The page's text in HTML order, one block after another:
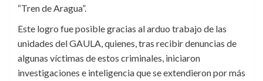
“Tren de Aragua”.
Este logro fue posible gracias al arduo trabajo de las
unidades del GAULA, quienes, tras recibir denuncias de
algunas víctimas de estos criminales, iniciaron
investigaciones e inteligencia que se extendieron por más